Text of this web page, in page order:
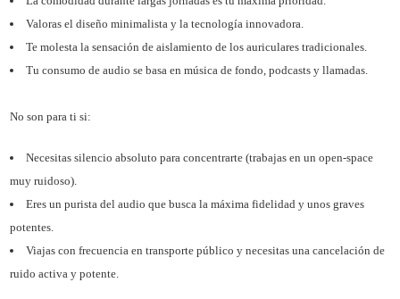
Valoras el diseño minimalista y la tecnología innovadora.
Te molesta la sensación de aislamiento de los auriculares tradicionales.
Tu consumo de audio se basa en música de fondo, podcasts y llamadas.
No son para ti si:
Necesitas silencio absoluto para concentrarte (trabajas en un open-space
muy ruidoso).
Eres un purista del audio que busca la máxima fidelidad y unos graves
potentes.
Viajas con frecuencia en transporte público y necesitas una cancelación de
ruido activa y potente.